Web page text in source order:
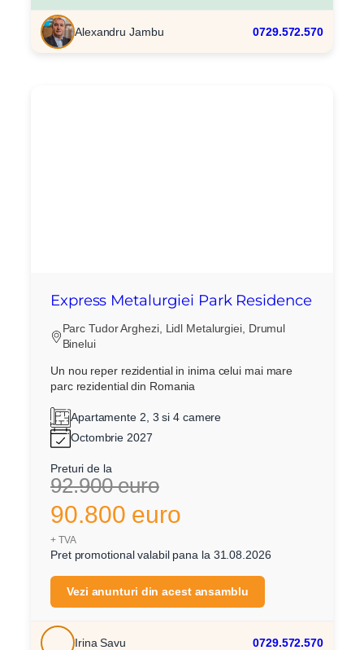
Alexandru Jambu 0729.572.570
Express Metalurgiei Park Residence
Parc Tudor Arghezi, Lidl Metalurgiei, Drumul
Binelui
Un nou reper rezidential in inima celui mai mare
parc rezidential din Romania
Apartamente 2, 3 si 4 camere
Octombrie 2027
Preturi de la
92.900 euro
90.800 euro
+ TVA
Pret promotional valabil pana la 31.08.2026
Vezi anunturi din acest ansamblu
Irina Savu 0729.572.570